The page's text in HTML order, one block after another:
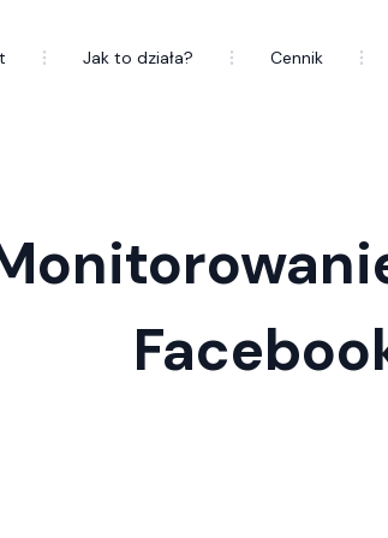
Jak to działa? Cennik